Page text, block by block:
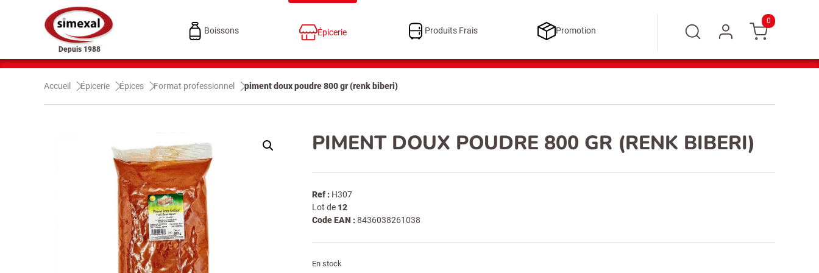
Depuis 1988
Boissons Épicerie Produits Frais Promotion
0
Accueil Épicerie Épices Format professionnel piment doux poudre 800 gr (renk biberi)
PIMENT DOUX POUDRE 800 GR (RENK BIBERI)
Ref : H307
Lot de 12
Code EAN :8436038261038
En stock